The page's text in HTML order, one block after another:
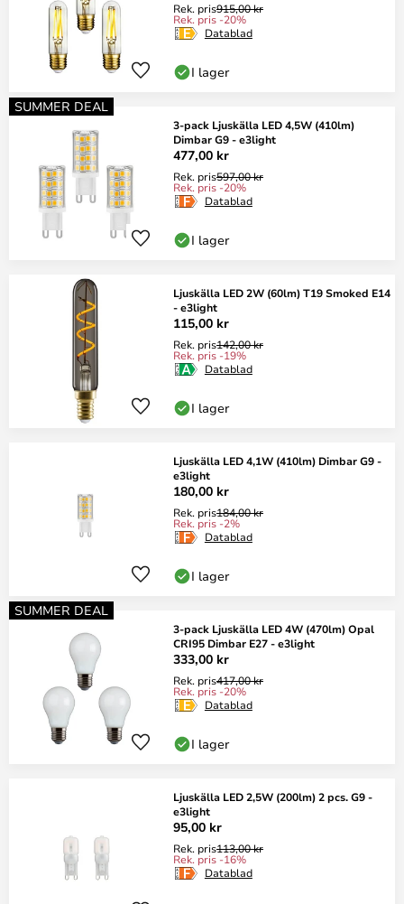
Rek. pris915,00 kr
Rek. pris -20%
Datablad
I lager
SUMMER DEAL
3-pack Ljuskälla LED 4,5W (410lm)
Dimbar G9 - e3light
477,00 kr
Rek. pris597,00 kr
Rek. pris -20%
Datablad
I lager
Ljuskälla LED 2W (60lm) T19 Smoked E14
- e3light
115,00 kr
Rek. pris142,00 kr
Rek. pris -19%
Datablad
I lager
Ljuskälla LED 4,1W (410lm) Dimbar G9 -
e3light
180,00 kr
Rek. pris184,00 kr
Rek. pris -2%
Datablad
I lager
SUMMER DEAL
3-pack Ljuskälla LED 4W (470lm) Opal
CRI95 Dimbar E27 - e3light
333,00 kr
Rek. pris417,00 kr
Rek. pris -20%
Datablad
I lager
Ljuskälla LED 2,5W (200lm) 2 pcs. G9 -
e3light
95,00 kr
Rek. pris113,00 kr
Rek. pris -16%
Datablad